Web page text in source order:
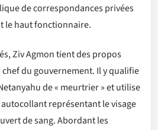
de correspondances privées
le haut fonctionnaire.
Ziv Agmon tient des propos
chef du gouvernement. Il y qualifie
de « meurtrier » et utilise
représentant le visage
de sang. Abordant les